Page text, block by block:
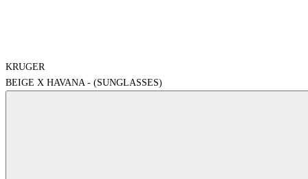
KRUGER
BEIGE X HAVANA - (SUNGLASSES)